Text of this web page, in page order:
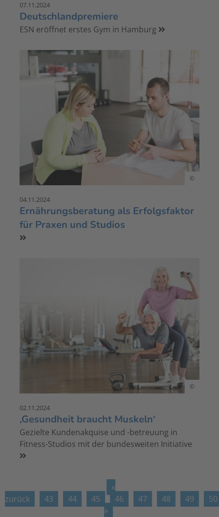
07.11.2024
Deutschlandpremiere
ESN eröffnet erstes Gym in Hamburg
©
04.11.2024
Ernährungsberatung als Erfolgsfaktor
für Praxen und Studios
©
02.11.2024
‚Gesundheit braucht Muskeln‘
Gezielte Kundenakquise und -betreuung in
Fitness-Studios mit der bundesweiten Initiative
«
zurück
43 44 45 46 47 48 49
50
»